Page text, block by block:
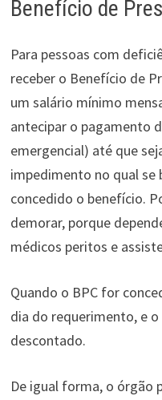
Benefício de
Para pessoas com
receber o Benefício de
um salário mínimo
antecipar o pagamento
emergencial) até que
impedimento no qual se
concedido o benefício.
demorar, porque
médicos peritos e
Quando o BPC for
dia do requerimento, e
descontado.
De igual forma, o órgão